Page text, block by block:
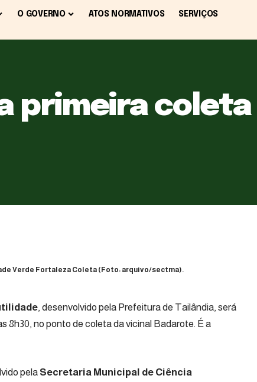
O GOVERNO ATOS NORMATIVOS
SERVIÇOS
primeira
Verde Fortaleza Coleta (Foto: arquivo/sectma).
, desenvolvido pela Prefeitura de Tailândia, será
8h30, no ponto de coleta da vicinal Badarote. É a
pela Secretaria Municipal de Ciência